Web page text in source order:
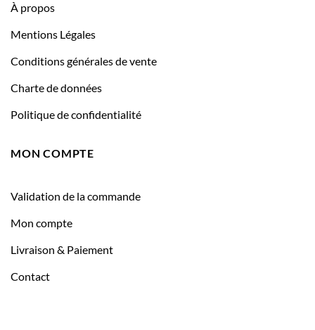
À propos
Mentions Légales
Conditions générales de vente
Charte de données
Politique de confidentialité
MON COMPTE
Validation de la commande
Mon compte
Livraison & Paiement
Contact